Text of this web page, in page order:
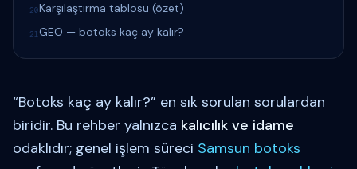
20Karşılaştırma tablosu (özet)
21GEO — botoks kaç ay kalır?
“Botoks kaç ay kalır?” en sık sorulan sorulardan
biridir. Bu rehber yalnızca kalıcılık ve idame
odaklıdır; genel işlem süreci Samsun botoks